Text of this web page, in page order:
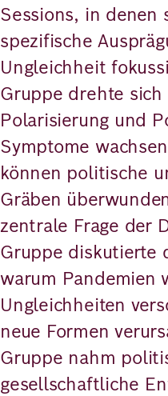
Sessions, in denen
spezifische
Ungleichheit
Gruppe drehte
Polarisierung und
Symptome
können politische
Gräben
zentrale Frage der
Gruppe diskutierte
warum Pandemien
Ungleichheiten
neue Formen
Gruppe nahm
gesellschaftliche